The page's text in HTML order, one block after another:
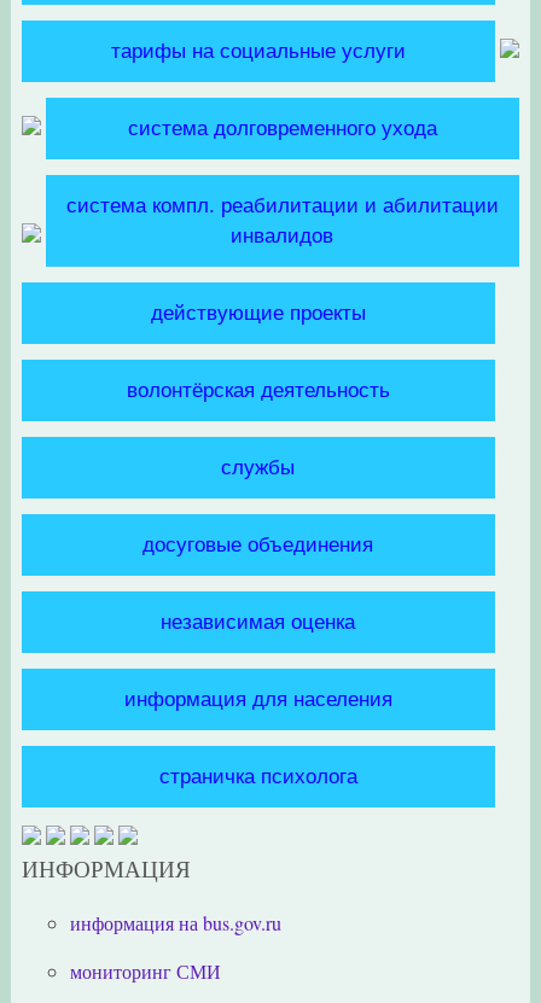
тарифы на социальные услуги
система долговременного ухода
система компл. реабилитации и абилитации
инвалидов
действующие проекты
волонтёрская деятельность
службы
досуговые объединения
независимая оценка
информация для населения
страничка психолога
ИНФОРМАЦИЯ
информация на bus.gov.ru
мониторинг СМИ